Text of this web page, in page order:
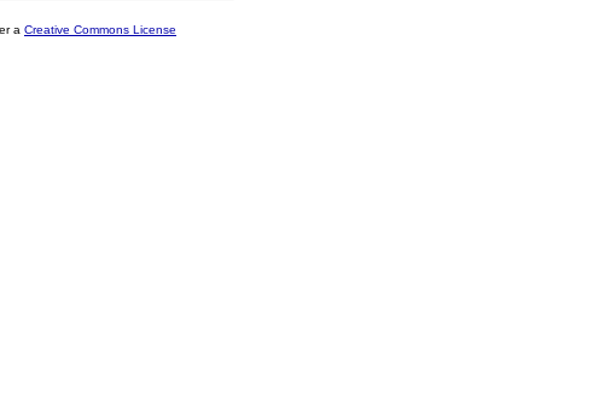
a Creative Commons License